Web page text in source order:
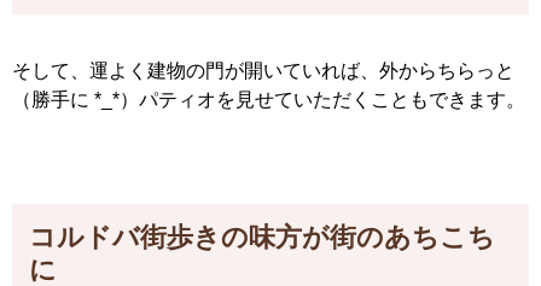
そして、運よく建物の門が開いていれば、外からちらっと
（勝手に *_*）パティオを見せていただくこともできます。
コルドバ街歩きの味方が街のあちこち
に